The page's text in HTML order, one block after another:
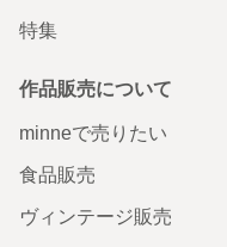
特集
作品販売について
minneで売りたい
食品販売
ヴィンテージ販売